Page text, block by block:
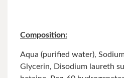
Composition:
Aqua (purified water),
Glycerin, Disodium laureth